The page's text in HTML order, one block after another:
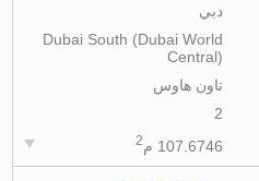
دبي
Dubai South (Dubai World
Central)
تاون هاوس
2
107.6746 م 2